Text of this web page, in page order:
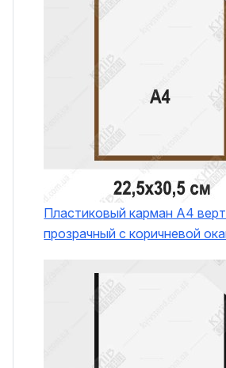
Пластиковый карман А4
прозрачный с коричневой